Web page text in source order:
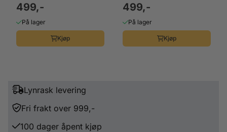
Rose Quartz Metallic
0.35 L
499,-
På lager
Kjøp
Rose Quartz Metallic
0.35 L
499,-
På lager
Kjøp
Lynrask levering
Fri frakt over 999,-
100 dager åpent kjøp